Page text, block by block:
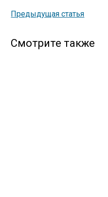
Предыдущая статья
Смотрите также